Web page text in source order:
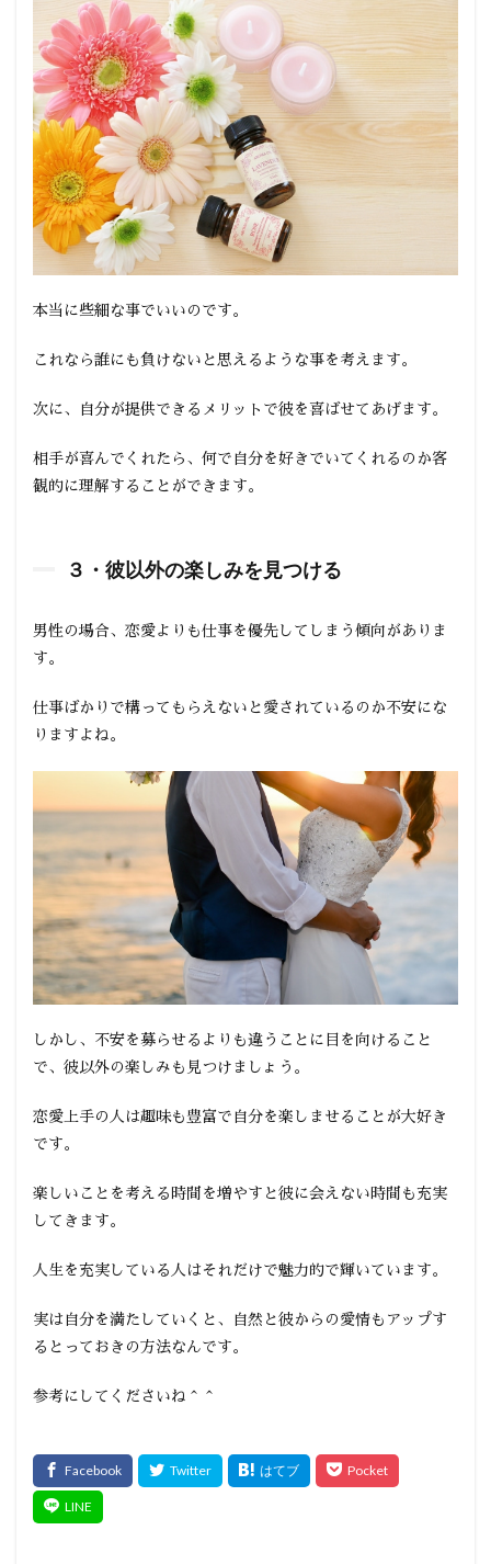
本当に些細な事でいいのです。
これなら誰にも負けないと思えるような事を考えます。
次に、自分が提供できるメリットで彼を喜ばせてあげます。
相手が喜んでくれたら、何で自分を好きでいてくれるのか客
観的に理解することができます。
３・彼以外の楽しみを見つける
男性の場合、恋愛よりも仕事を優先してしまう傾向がありま
す。
仕事ばかりで構ってもらえないと愛されているのか不安にな
りますよね。
しかし、不安を募らせるよりも違うことに目を向けること
で、彼以外の楽しみも見つけましょう。
恋愛上手の人は趣味も豊富で自分を楽しませることが大好き
です。
楽しいことを考える時間を増やすと彼に会えない時間も充実
してきます。
人生を充実している人はそれだけで魅力的で輝いています。
実は自分を満たしていくと、自然と彼からの愛情もアップす
るとっておきの方法なんです。
参考にしてくださいね＾＾